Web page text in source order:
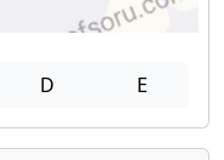
D E